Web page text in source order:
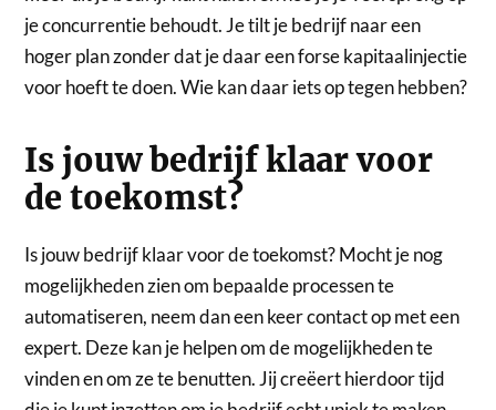
je concurrentie behoudt. Je tilt je bedrijf naar een
hoger plan zonder dat je daar een forse kapitaalinjectie
voor hoeft te doen. Wie kan daar iets op tegen hebben?
Is jouw bedrijf klaar voor
de toekomst?
Is jouw bedrijf klaar voor de toekomst? Mocht je nog
mogelijkheden zien om bepaalde processen te
automatiseren, neem dan een keer contact op met een
expert. Deze kan je helpen om de mogelijkheden te
vinden en om ze te benutten. Jij creëert hierdoor tijd